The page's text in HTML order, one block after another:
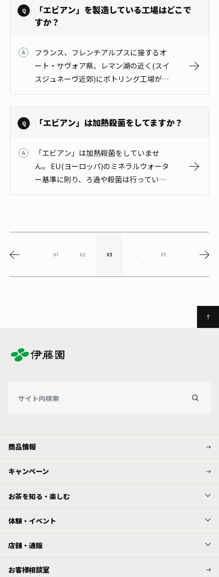
覧ください。 evianホームペ…
「エビアン」を製造している工場はどこで
すか？
フランス、フレンチアルプスに接するオ
ート・サヴォア県、レマン湖の近く(スイ
スジュネーヴ近郊)にボトリング工場があ
ります。
「エビアン」は加熱殺菌をしてますか？
「エビアン」は加熱殺菌をしていませ
ん。 EU(ヨーロッパ)のミネラルウォータ
ー基準に則り、ろ過や殺菌は行っていま
せん。EUのミネラルウォーターの基準は
01 02 03 07
商品情報
キャンペーン
お茶を知る・楽しむ
体験・イベント
店舗・通販
お客様相談室